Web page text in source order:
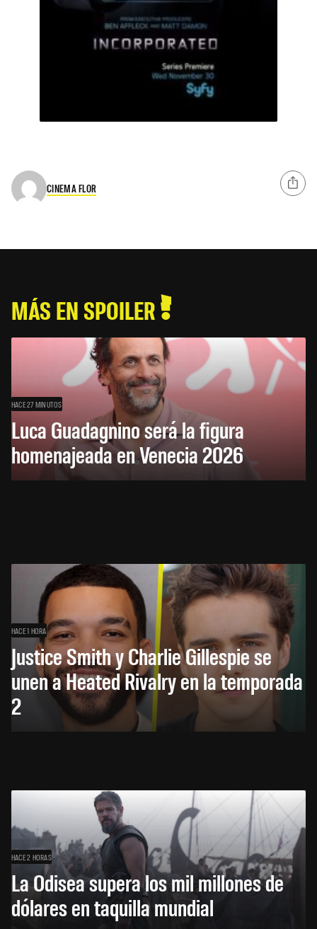
CINEMA FLOR
MÁS EN SPOILER
HACE 27 MINUTOS
Luca Guadagnino será la figura
homenajeada en Venecia 2026
HACE 1 HORA
Justice Smith y Charlie Gillespie se
unen a Heated Rivalry en la temporada
2
HACE 2 HORAS
La Odisea supera los mil millones de
dólares en taquilla mundial